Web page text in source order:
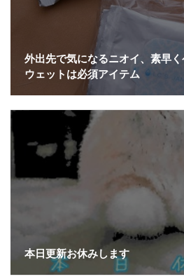
外出先で気になるニオイ、素早
ウェットは必須アイテム
本日更新お休みします